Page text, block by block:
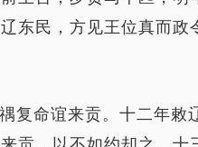
东民，方见王位真而
复命谊来贡。十二年敕